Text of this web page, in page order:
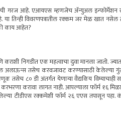
गरज आहे. एआयएस म्हणजेच ॲन्युअल
या तिन्ही विवरणपत्रातील रक्कम जर मेळ खात
काय आहेत?
निगडीत एक महत्वाचा दुवा मानला जातो.
तसेच करवजावट करण्यासाठी केलेल्या
८० डी अंतर्गत येणाऱ्या वैद्यकिय विम्याचाही
करावा लागत नाही. आपल्याला फॉर्म १६
टीडीएस रक्कमेशी फॉर्म २६ एएस तपासून